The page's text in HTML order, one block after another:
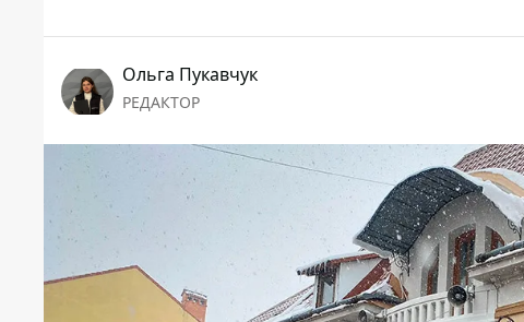
Ольга Пукавчук
РЕДАКТОР